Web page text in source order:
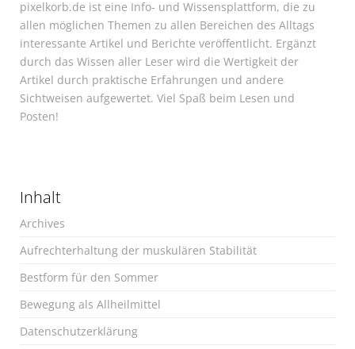
pixelkorb.de ist eine Info- und Wissensplattform, die zu
allen möglichen Themen zu allen Bereichen des Alltags
interessante Artikel und Berichte veröffentlicht. Ergänzt
durch das Wissen aller Leser wird die Wertigkeit der
Artikel durch praktische Erfahrungen und andere
Sichtweisen aufgewertet. Viel Spaß beim Lesen und
Posten!
Inhalt
Archives
Aufrechterhaltung der muskulären Stabilität
Bestform für den Sommer
Bewegung als Allheilmittel
Datenschutzerklärung